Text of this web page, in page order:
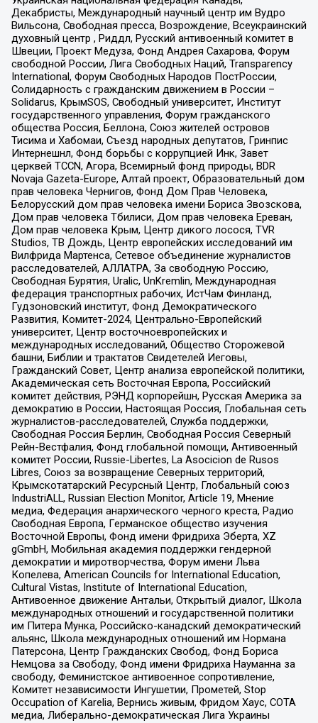
Декабристы, Международный научный центр им Вудро
Вильсона, Свободная пресса, Возрождение, Всеукраинский
духовный центр , Риддл, Русский антивоенный комитет в
Швеции, Проект Медуза, Фонд Андрея Сахарова, Форум
свободной России, Лига Свободных Наций, Transparеncy
International, Форум Свободных Народов ПостРоссии,
Солидарность с гражданским движением в России –
Solidarus, КрымSOS, Свободный университет, Институт
государственного управления, Форум гражданского
общества Россия, Беллона, Союз жителей островов
Тисима и Хабомаи, Съезд народных депутатов, Гринпис
Интернешнл, Фонд борьбы с коррупцией Инк, Завет
церквей TCCN, Агора, Всемирный фонд природы, BDR
Novaja Gazeta-Europe, Алтай проект, Образовательный дом
прав человека Чернигов, Фонд Дом Прав Человека,
Белорусский дом прав человека имени Бориса Звозскова,
Дом прав человека Тбилиси, Дом прав человека Ереван,
Дом прав человека Крым, Центр дикого лосося, TVR
Studios, ТВ Дождь, Центр европейских исследований им
Вилфрида Мартенса, Сетевое объединение журналистов
расследователей, АЛЛАТРА, За свободную Россию,
Свободная Бурятия, Uralic, UnKremlin, Международная
федерация транспортных рабочих, ИстЧам Финланд,
Гудзоновский институт, Фонд Демократического
Развития, Комитет-2024, Центрально-Европейский
университет, Центр восточноевропейских и
международных исследований, Общество Сторожевой
башни, Библии и трактатов Свидетелей Иеговы,
Гражданский Совет, Центр анализа европейской политики,
Академическая сеть Восточная Европа, Российский
комитет действия, РЭНД корпорейшн, Русская Америка за
демократию в России, Настоящая Россия, Глобальная сеть
журналистов-расследователей, Служба поддержки,
Свободная Россия Берлин, Свободная Россия Северный
Рейн-Вестфалия, Фонд глобальной помощи, Антивоенный
комитет России, Russie-Libertes, La Asocicion de Rusos
Libres, Союз за возвращение Северных территорий,
Крымскотатарский Ресурсный Центр, Глобальный союз
IndustriALL, Russian Election Monitor, Article 19, Мнение
медиа, Федерация анархического черного креста, Радио
Свободная Европа, Германское общество изучения
Восточной Европы, Фонд имени Фридриха Эберта, XZ
gGmbH, Мобильная академия поддержки гендерной
демократии и миротворчества, Форум имени Льва
Копелева, American Councils for International Education,
Cultural Vistas, Institute of International Education,
Антивоенное движение Антальи, Открытый диалог, Школа
международных отношений и государственной политики
им Питера Мунка, Российско-канадский демократический
альянс, Школа международных отношений им Нормана
Патерсона, Центр Гражданских Свобод, Фонд Бориса
Немцова за Свободу, Фонд имени Фридриха Науманна за
свободу, Феминистское антивоенное сопротивление,
Комитет независимости Ингушетии, Прометей, Stop
Occupation of Karelia, Вернись живым, Фридом Хаус, СОТА
медиа, Либерально-демократическая Лига Украины